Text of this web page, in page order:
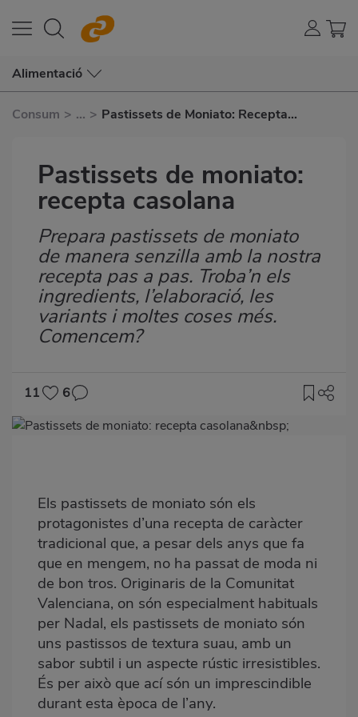
Alimentació
Consum > ... > Pastissets de Moniato: Recepta
Pastissets de moniato:
recepta casolana
Subtítulo
Prepara pastissets de moniato
de manera senzilla amb la nostra
recepta pas a pas. Troba’n els
ingredients, l’elaboració, les
variants i moltes coses més.
Comencem?
11
6
Imagen
Els pastissets de moniato són els
protagonistes d’una recepta de caràcter
tradicional que, a pesar dels anys que fa
que en mengem, no ha passat de moda ni
de bon tros. Originaris de la Comunitat
Valenciana, on són especialment habituals
per Nadal, els pastissets de moniato són
uns pastissos de textura suau, amb un
sabor subtil i un aspecte rústic irresistibles.
És per això que ací són un imprescindible
durant esta època de l’any.